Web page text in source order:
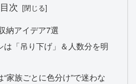
目次
納アイデア7選
「吊り下げ」＆人数分を明
家族ごとに色分け”で迷わな